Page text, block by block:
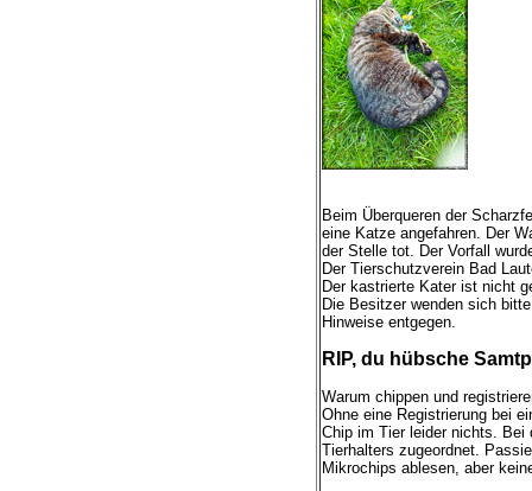
Beim Überqueren der
eine Katze angefahren. Der
der Stelle tot. Der Vorfall
Der Tierschutzverein Bad
Der kastrierte Kater ist nicht
Die Besitzer wenden sich
Hinweise entgegen.
RIP, du hübsche
Warum chippen und
Ohne eine Registrierung bei
Chip im Tier leider nichts. Bei
Tierhalters zugeordnet.
Mikrochips ablesen, aber